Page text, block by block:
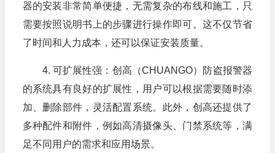
器的安装非常简单便捷，无需复杂的布线和施工，只
需要按照说明书上的步骤进行操作即可。这不仅节省
了时间和人力成本，还可以保证安装质量。
4. 可扩展性强：创高（CHUANGO）防盗报警器
的系统具有良好的扩展性，用户可以根据需要随时添
加、删除部件，灵活配置系统。此外，创高还提供了
多种配件和附件，例如高清摄像头、门禁系统等，满
足不同用户的需求和应用场景。